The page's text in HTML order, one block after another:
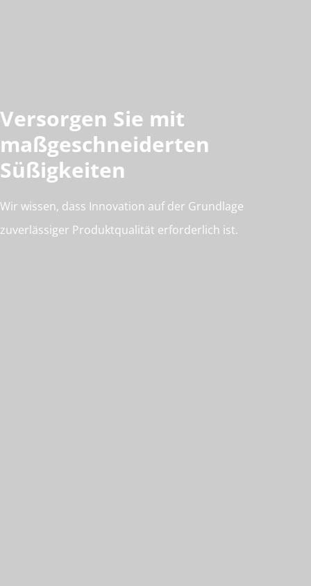
Versorgen Sie mit
maßgeschneiderten
Süßigkeiten
Wir wissen, dass Innovation auf der Grundlage
zuverlässiger Produktqualität erforderlich ist.